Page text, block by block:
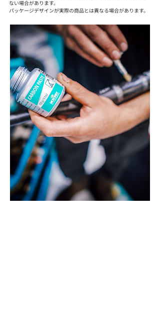
ない場合があります。
パッケージデザインが実際の商品とは異なる場合があります。